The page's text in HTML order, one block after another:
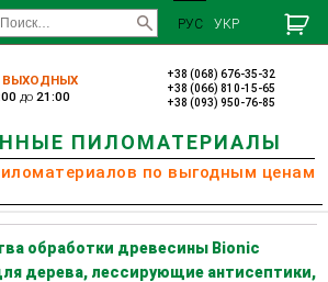
РУС УКР
ВЫХОДНЫХ
до21:00
+38 (068) 676-35-32
+38 (066) 810-15-65
+38 (093) 950-76-85
ПИЛОМАТЕРИАЛЫ
по выгодным ценам
обработки древесины Bionic
дерева, лессирующие антисептики,